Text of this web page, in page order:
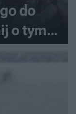
do
o tym